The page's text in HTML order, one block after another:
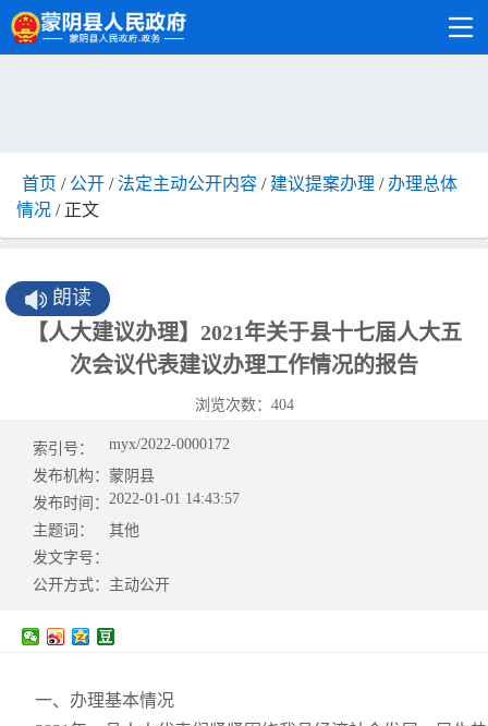
首页 / 公开 /法定主动公开内容 / 建议提案办理 / 办理总体
情况 / 正文
朗读
【人大建议办理】2021年关于县十七届人大五
次会议代表建议办理工作情况的报告
浏览次数： 404
索引号：
myx/2022-0000172
发布机构： 蒙阴县
发布时间： 2022-01-01 14:43:57
主题词：
其他
发文字号：
公开方式： 主动公开
一、办理基本情况